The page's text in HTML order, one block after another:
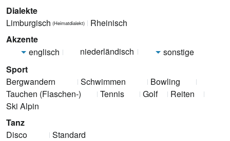
Dialekte
Limburgisch (Heimatdialekt)
Rheinisch
Akzente
englisch
niederländisch
sonstige
Sport
Bergwandern
Schwimmen
Bowling
Tauchen (Flaschen-)
Tennis Golf
Reiten
Ski Alpin
Tanz
Disco
Standard